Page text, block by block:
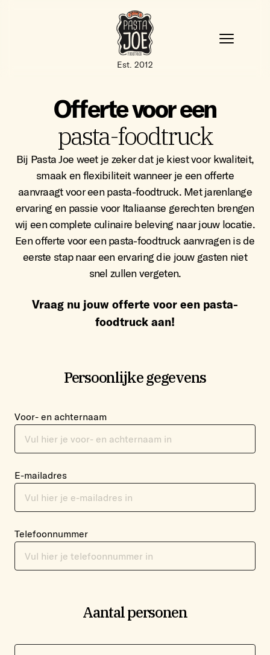
Est. 2012
Offerte voor een
pasta-foodtruck
Bij Pasta Joe weet je zeker dat je kiest voor kwaliteit,
smaak en flexibiliteit wanneer je een offerte
aanvraagt voor een pasta-foodtruck. Met jarenlange
ervaring en passie voor Italiaanse gerechten brengen
wij een complete culinaire beleving naar jouw locatie.
Een offerte voor een pasta-foodtruck aanvragen is de
eerste stap naar een ervaring die jouw gasten niet
snel zullen vergeten.
Vraag nu jouw offerte voor een pasta-
foodtruck aan!
Persoonlijke gegevens
Voor- en achternaam
E-mailadres
Telefoonnummer
Aantal personen